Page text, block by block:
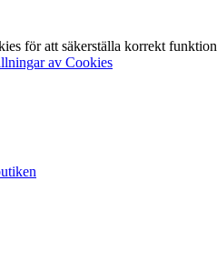
för att säkerställa korrekt
av Cookies